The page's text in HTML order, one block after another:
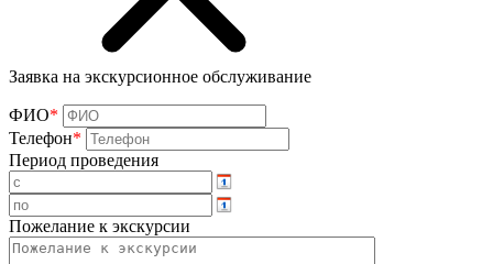
Заявка на экскурсионное обслуживание
ФИО*
Телефон*
Период проведения
Пожелание к экскурсии